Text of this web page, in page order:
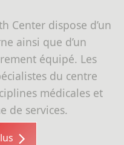
Center dispose d’un
ainsi que d’un
équipé. Les
du centre
médicales et
de services.